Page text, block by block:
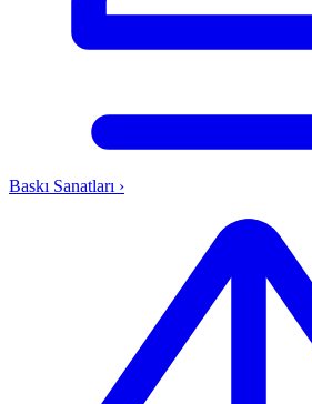
Baskı Sanatları ›